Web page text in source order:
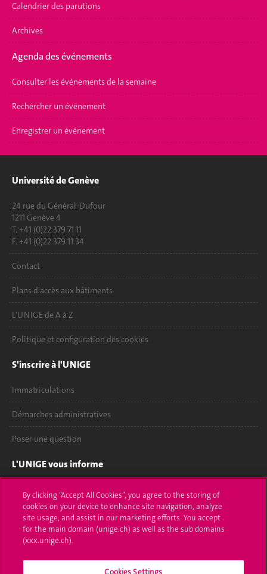
Calendrier des parutions
Archives
Agenda des événements
Consulter les événements de la semaine
Rechercher un événement
Enregistrer un événement
Université de Genève
24 rue du Général-Dufour
1211 Genève 4
T. +41 (0)22 379 71 11
F. +41 (0)22 379 11 34
Contact
Plans d'accès aux bâtiments
L'UNIGE de A à Z
Politique et configuration des cookies
S'inscrire à l'UNIGE
Immatriculations
Démarches administratives
Poser une question
L'UNIGE vous informe
UNIGE Mobile
Médias
Offres d'emploi
Bibliothèque
By clicking “Accept All Cookies”, you agree to the storing of
cookies on your device to enhance site navigation, analyze
site usage, and assist in our marketing efforts. You accept
for the main domain (unige.ch) as well as the sub domains
(xxx.unige.ch).
Cookies Settings